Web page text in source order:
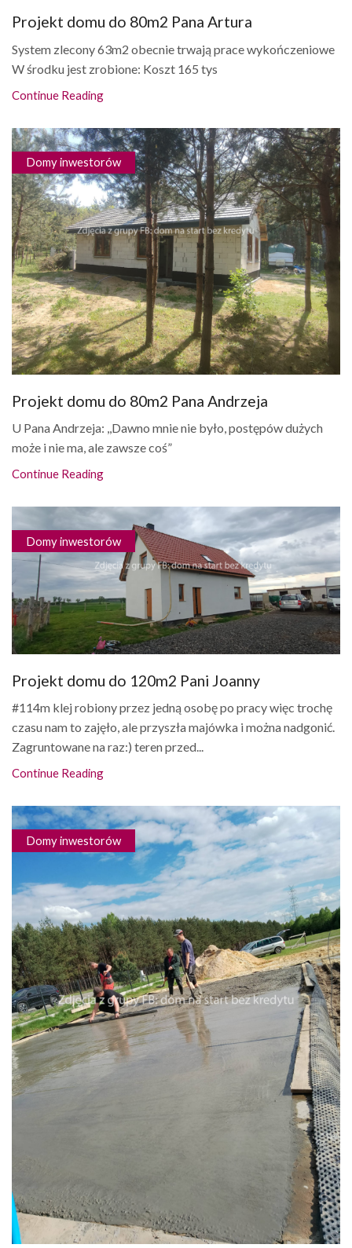
Projekt domu do 80m2 Pana Artura
System zlecony 63m2 obecnie trwają prace wykończeniowe
W środku jest zrobione: Koszt 165 tys
Continue Reading
Domy inwestorów
Projekt domu do 80m2 Pana Andrzeja
U Pana Andrzeja: ,,Dawno mnie nie było, postępów dużych
może i nie ma, ale zawsze coś”
Continue Reading
Domy inwestorów
Projekt domu do 120m2 Pani Joanny
#114m klej robiony przez jedną osobę po pracy więc trochę
czasu nam to zajęło, ale przyszła majówka i można nadgonić.
Zagruntowane na raz:) teren przed...
Continue Reading
Domy inwestorów